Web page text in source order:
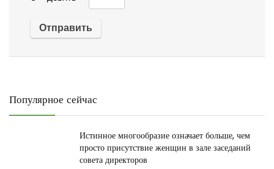
Популярное сейчас
Истинное многообразие означает больше, чем
просто присутствие женщин в зале заседаний
совета директоров